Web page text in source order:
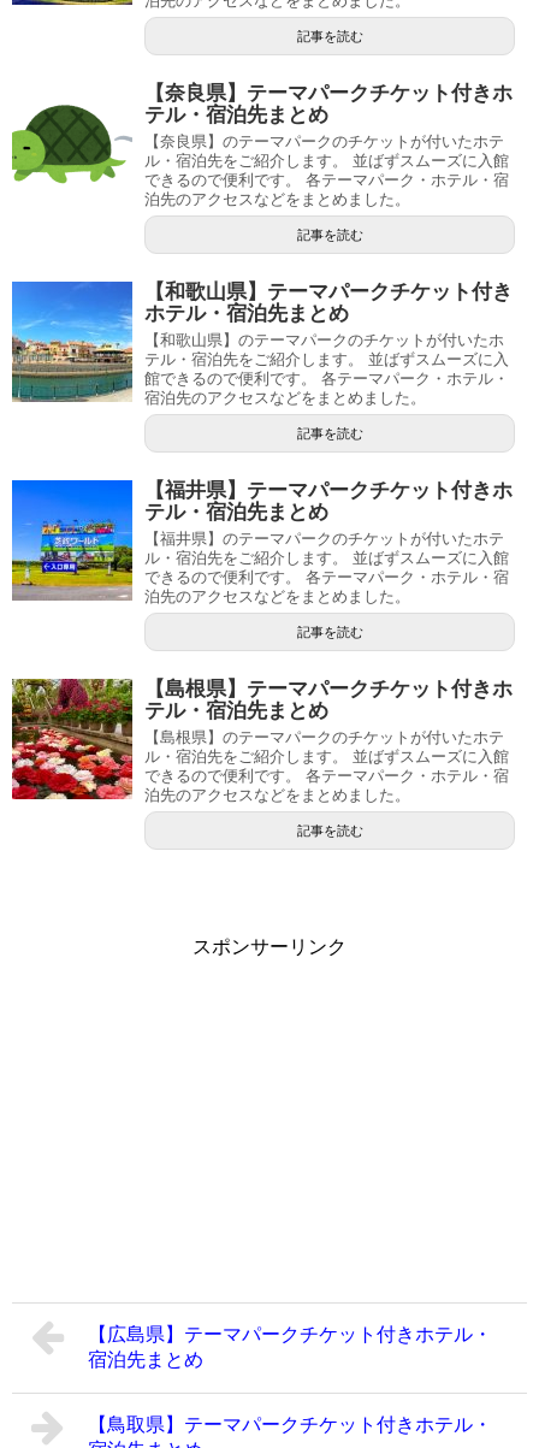
記事を読む
【奈良県】テーマパークチケット付きホ
テル・宿泊先まとめ
【奈良県】のテーマパークのチケットが付いたホテ
ル・宿泊先をご紹介します。 並ばずスムーズに入館
できるので便利です。 各テーマパーク・ホテル・宿
泊先のアクセスなどをまとめました。
記事を読む
【和歌山県】テーマパークチケット付き
ホテル・宿泊先まとめ
【和歌山県】のテーマパークのチケットが付いたホ
テル・宿泊先をご紹介します。 並ばずスムーズに入
館できるので便利です。 各テーマパーク・ホテル・
宿泊先のアクセスなどをまとめました。
記事を読む
【福井県】テーマパークチケット付きホ
テル・宿泊先まとめ
【福井県】のテーマパークのチケットが付いたホテ
ル・宿泊先をご紹介します。 並ばずスムーズに入館
できるので便利です。 各テーマパーク・ホテル・宿
泊先のアクセスなどをまとめました。
記事を読む
【島根県】テーマパークチケット付きホ
テル・宿泊先まとめ
【島根県】のテーマパークのチケットが付いたホテ
ル・宿泊先をご紹介します。 並ばずスムーズに入館
できるので便利です。 各テーマパーク・ホテル・宿
泊先のアクセスなどをまとめました。
記事を読む
スポンサーリンク
【広島県】テーマパークチケット付きホテル・
宿泊先まとめ
【鳥取県】テーマパークチケット付きホテル・